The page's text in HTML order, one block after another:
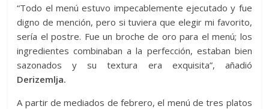
“Todo el menú estuvo impecablemente ejecutado y fue
digno de mención, pero si tuviera que elegir mi favorito,
sería el postre. Fue un broche de oro para el menú; los
ingredientes combinaban a la perfección, estaban bien
sazonados y su textura era exquisita”, añadió
Derizemlja.
A partir de mediados de febrero, el menú de tres platos